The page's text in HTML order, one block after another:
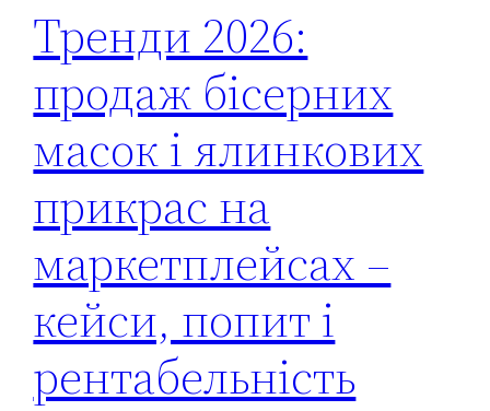
Тренди 2026:
продаж бісерних
масок і ялинкових
прикрас на
маркетплейсах –
кейси, попит і
рентабельність